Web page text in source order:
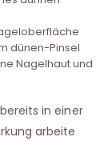
dünen-Pinsel
Nagelhaut und
in einer
arbeite